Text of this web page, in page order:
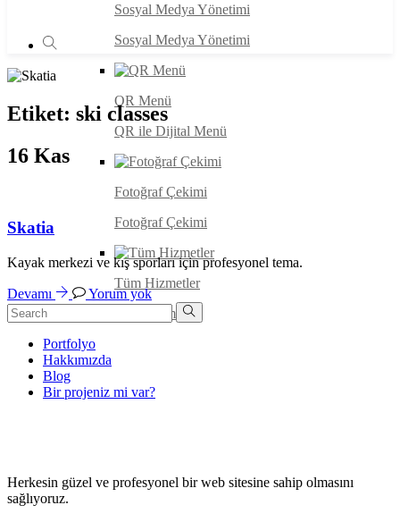
Sosyal Medya Yönetimi
Sosyal Medya Yönetimi
QR Menü
QR ile Dijital Menü
Fotoğraf Çekimi
Fotoğraf Çekimi
Tüm Hizmetler
Tüm Hizmetler
Portfolyo
Hakkımızda
Blog
Bir projeniz mi var?
Etiket: ski classes
16 Kas
Skatia
Kayak merkezi ve kış sporları için profesyonel tema.
Devamı Yorum yok
Herkesin güzel ve profesyonel bir web sitesine sahip olmasını
sağlıyoruz.